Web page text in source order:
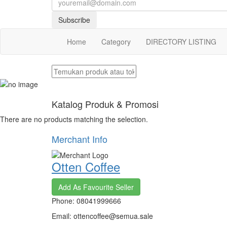
Subscribe
Home Category DIRECTORY LISTING
Katalog Produk & Promosi
There are no products matching the selection.
Merchant Info
Otten Coffee
Add As Favourite Seller
Phone: 08041999666
Email: ottencoffee@semua.sale